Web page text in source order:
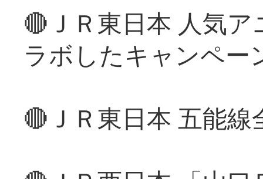
🔴ＪＲ東日本 人気
ラボしたキャンペー
🔴ＪＲ東日本 五能